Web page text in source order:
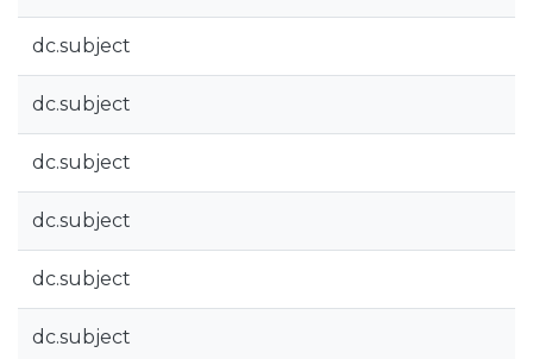
dc.subject
dc.subject
dc.subject
dc.subject
dc.subject
dc.subject